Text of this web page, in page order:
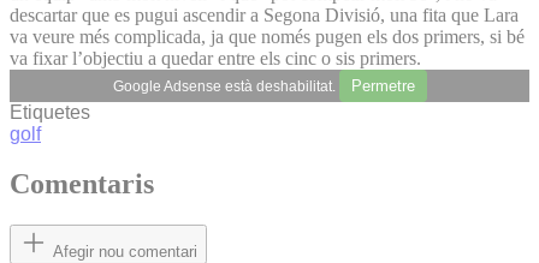
descartar que es pugui ascendir a Segona Divisió, una fita que Lara
va veure més complicada, ja que només pugen els dos primers, si bé
va fixar l’objectiu a quedar entre els cinc o sis primers.
Google Adsense està deshabilitat. Permetre
Etiquetes
golf
Comentaris
Afegir nou comentari